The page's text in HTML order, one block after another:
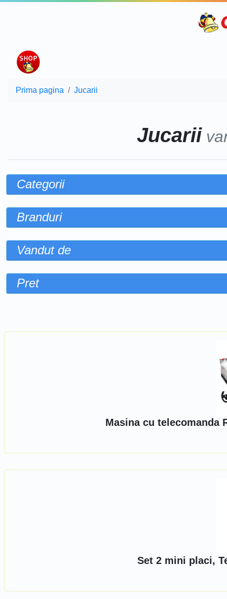
Prima pagina Jucarii
Jucarii
Categorii
Branduri
Vandut de
Pret
Masina cu telecomanda
Set 2 mini placi,